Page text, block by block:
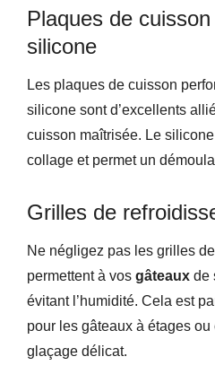
Plaques de
silicone
Les plaques de cuisson
silicone sont d’excellents
cuisson maîtrisée. Le
collage et permet un
Grilles de
Ne négligez pas les grilles
permettent à vos gâteaux de
évitant l’humidité. Cela est
pour les gâteaux à étages
glaçage délicat.